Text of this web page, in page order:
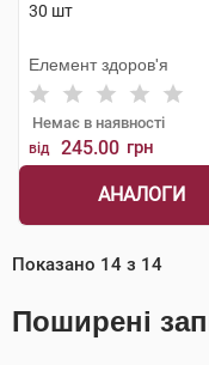
30 шт
Елемент здоров'я
Немає в наявності
від 245.00 грн
АНАЛОГИ
Показано 14 з 14
Поширені